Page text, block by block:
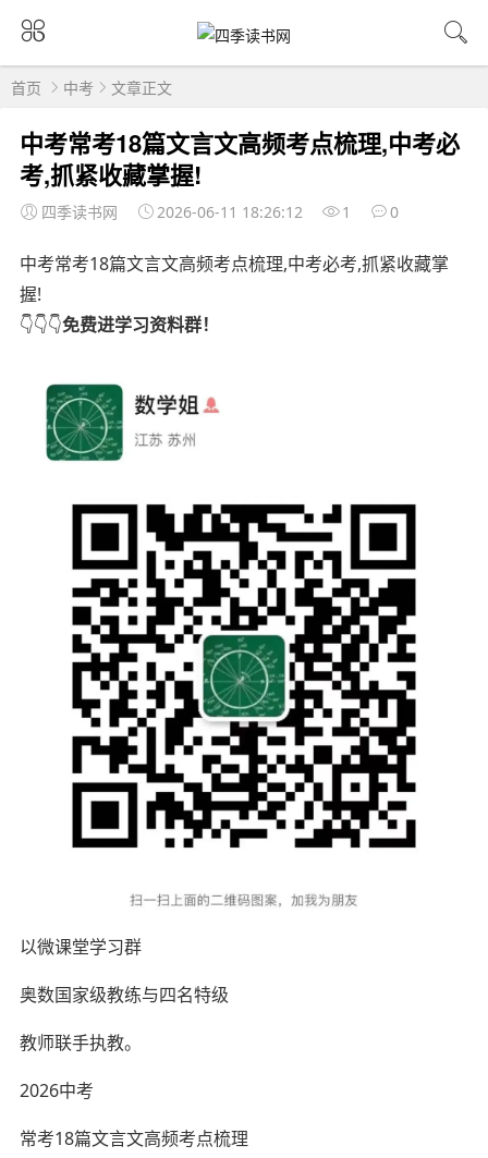
首页 中考 文章正文
中考常考18篇文言文高频考点梳理,中考必
考,抓紧收藏掌握!
四季读书网 2026-06-11 18:26:12 1 0
中考常考18篇文言文高频考点梳理,中考必考,抓紧收藏掌
握!
👇👇👇免费进学习资料群！
以微课堂学习群
奥数国家级教练与四名特级
教师联手执教。
2026中考
常考18篇文言文高频考点梳理